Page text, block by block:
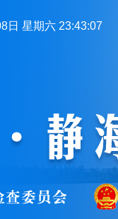
日 星期六 23:43:08